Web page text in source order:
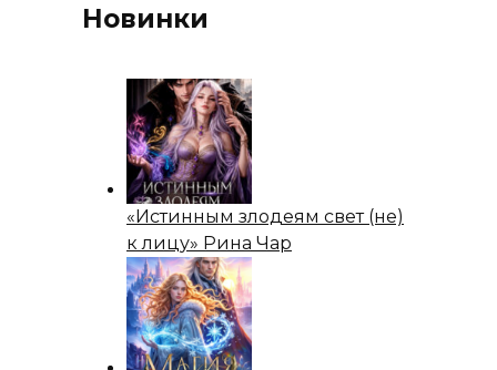
Новинки
«Истинным злодеям свет (не)
к лицу» Рина Чар